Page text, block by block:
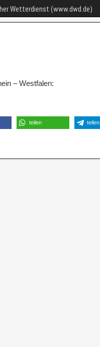
Wetterdienst (www.dwd.de)
– Westfalen:
teilen teilen